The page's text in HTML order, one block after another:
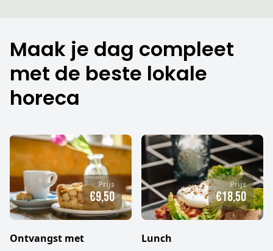
Maak je dag compleet
met de beste lokale
horeca
Prijs
€9,50
Ontvangst met
Prijs
€18,50
Lunch